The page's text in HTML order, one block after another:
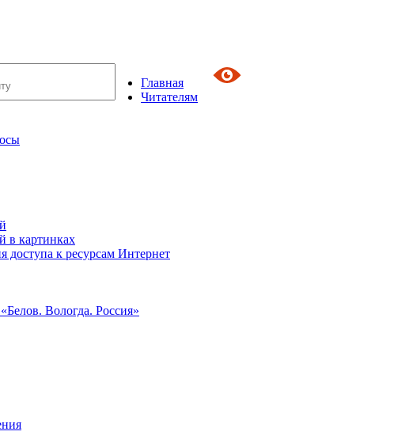
Главная
Читателям
в картинках
доступа к ресурсам Интернет
Вологда. Россия»